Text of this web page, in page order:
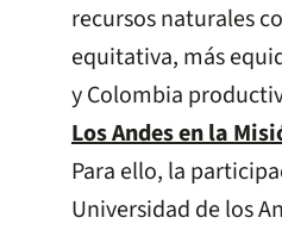
recursos naturales
equitativa, más
y Colombia
Los Andes en la
Para ello, la
Universidad de los